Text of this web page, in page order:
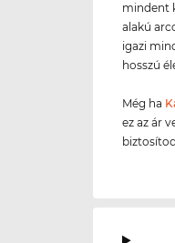
mindent
alakú
igazi
hosszú
Még ha
ez az ár